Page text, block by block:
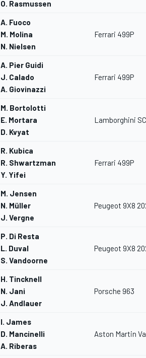
O. Rasmussen
A. Fuoco
M. Molina
N. Nielsen
Ferrari 499P
A. Pier Guidi
J. Calado
A. Giovinazzi
Ferrari 499P
M. Bortolotti
E. Mortara
D. Kvyat
Lamborghini
R. Kubica
R. Shwartzman
Y. Yifei
Ferrari 499P
M. Jensen
N. Müller
J. Vergne
Peugeot 9X8
P. Di Resta
L. Duval
S. Vandoorne
Peugeot 9X8
H. Tincknell
N. Jani
J. Andlauer
Porsche 963
I. James
D. Mancinelli
A. Riberas
Aston Martin